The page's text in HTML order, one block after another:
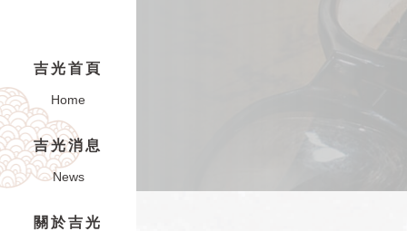
吉光首頁
Home
吉光消息
News
關於吉光